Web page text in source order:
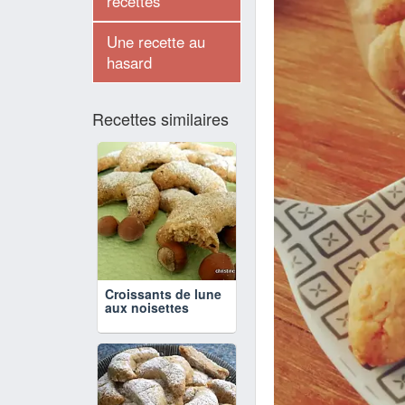
Une recette au
hasard
Recettes similaires
Croissants de lune
aux noisettes